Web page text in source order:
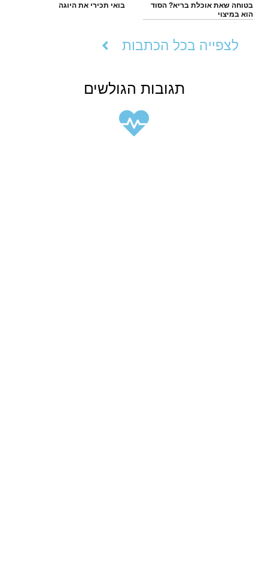
בטוחה שאת אוכלת בריא? הסוד
הוא במיצוי
בואי תכירי את היוגה
לצפייה בכל הכתבות
תגובות הגולשים